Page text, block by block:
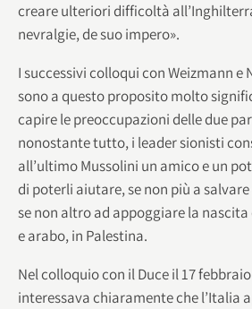
creare ulteriori difficoltà
nevralgie, de suo impero».
I successivi colloqui con Weizmann e
sono a questo proposito molto
capire le preoccupazioni delle due
nonostante tutto, i leader sionisti
all’ultimo Mussolini un amico e un
di poterli aiutare, se non più a
se non altro ad appoggiare la
e arabo, in Palestina.
Nel colloquio con il Duce il 17
interessava chiaramente che l’Italia